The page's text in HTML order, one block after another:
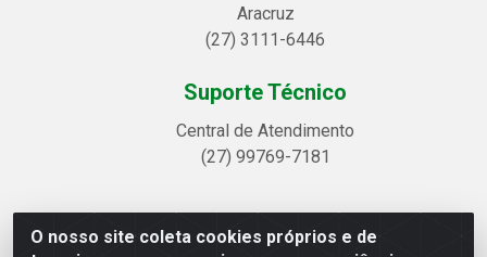
O nosso site coleta cookies próprios e de
Aracruz
(27) 3111-6446
Suporte Técnico
Central de Atendimento
(27) 99769-7181
Linhavix Distribuidora LTDA - Avenida Alegre, 2521 -